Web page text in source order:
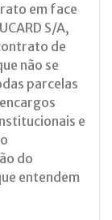
em face
S/A,
de
não se
parcelas
e
do
entendem